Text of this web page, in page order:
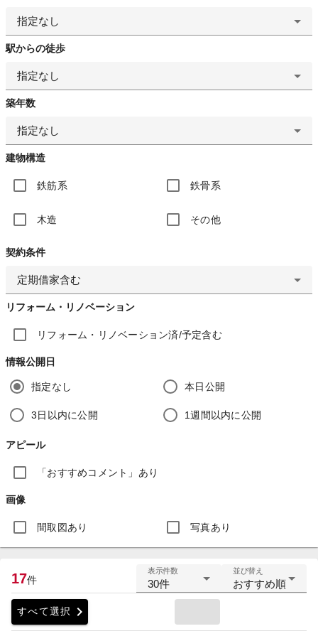
指定なし
駅からの徒歩
指定なし
築年数
指定なし
建物構造
鉄筋系 鉄骨系
木造 その他
契約条件
定期借家含む
リフォーム・リノベーション
リフォーム・リノベーション済/予定含む
情報公開日
指定なし 本日公開
3日以内に公開 1週間以内に公開
アピール
「おすすめコメント」あり
画像
間取図あり 写真あり
17件
表示件数
30件
並び替え
おすすめ順
すべて選択 chevron_right